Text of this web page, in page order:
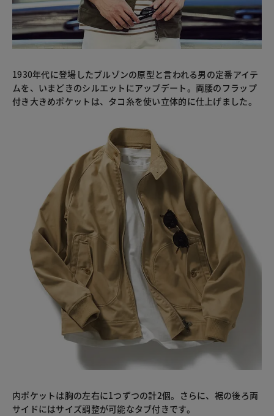
1930年代に登場したブルゾンの原型と言われる男の定番アイテ
ムを、いまどきのシルエットにアップデート。両腰のフラップ
付き大きめポケットは、タコ糸を使い立体的に仕上げました。
内ポケットは胸の左右に1つずつの計2個。さらに、裾の後ろ両
サイドにはサイズ調整が可能なタブ付きです。